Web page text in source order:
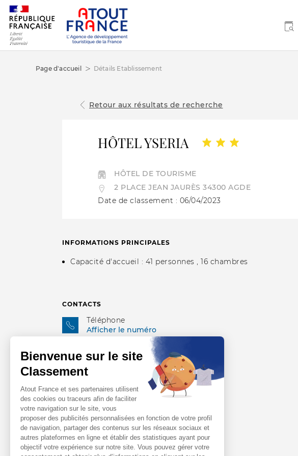
Page d'accueil Détails Etablissement
Retour aux résultats de recherche
HÔTEL YSERIA
HÔTEL DE TOURISME
2 PLACE JEAN JAURÈS 34300 AGDE
Date de classement : 06/04/2023
INFORMATIONS PRINCIPALES
Capacité d'accueil : 41 personnes , 16 chambres
CONTACTS
Téléphone
Afficher le numéro
Site web
https://www.yseria.fr/
Afficher l'adresse email